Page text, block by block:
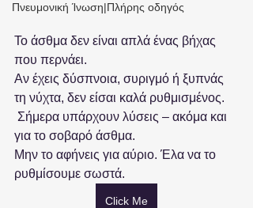
Πνευμονική Ίνωση|Πλήρης οδηγός
Το άσθμα δεν είναι απλά ένας βήχας
που περνάει.
Αν έχεις δύσπνοια, συριγμό ή ξυπνάς
τη νύχτα, δεν είσαι καλά ρυθμισμένος.
για το σοβαρό άσθμα.
Μην το αφήνεις για αύριο. Έλα να το
ρυθμίσουμε σωστά.
Click Me